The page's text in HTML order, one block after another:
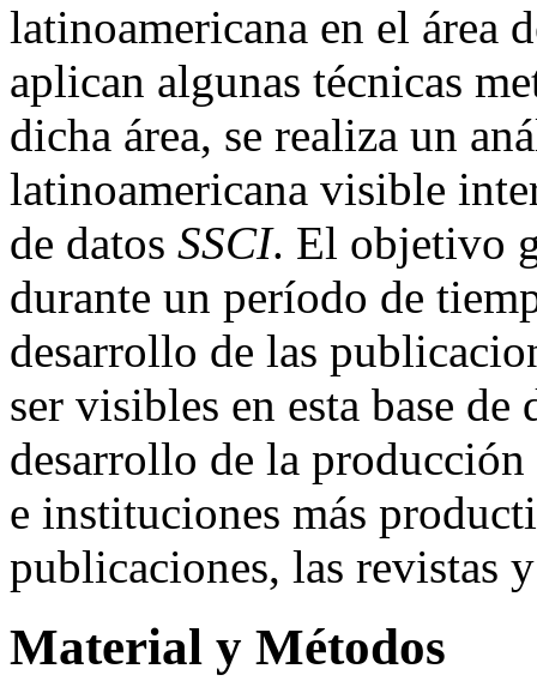
latinoamericana en el área
aplican algunas técnicas
dicha área, se realiza un
latinoamericana visible
de datos SSCI. El objetivo
durante un período de
desarrollo de las
ser visibles en esta base
desarrollo de la producción
e instituciones más
publicaciones, las revistas
Material y Métodos